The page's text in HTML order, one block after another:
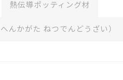
熱伝導ポッティング材
んかがた ねつでんどうざい）